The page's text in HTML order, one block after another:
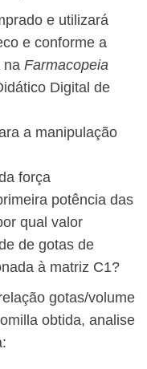
e utilizará
e conforme a
na Farmacopeia
Digital de
a manipulação
força
potência das
qual valor
de gotas de
à matriz C1?
gotas/volume
obtida, analise